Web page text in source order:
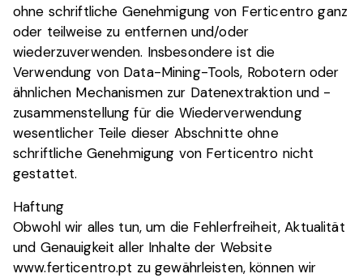
ohne schriftliche Genehmigung von Ferticentro ganz
oder teilweise zu entfernen und/oder
wiederzuverwenden. Insbesondere ist die
Verwendung von Data-Mining-Tools, Robotern oder
ähnlichen Mechanismen zur Datenextraktion und -
zusammenstellung für die Wiederverwendung
wesentlicher Teile dieser Abschnitte ohne
schriftliche Genehmigung von Ferticentro nicht
gestattet.
Haftung
Obwohl wir alles tun, um die Fehlerfreiheit, Aktualität
und Genauigkeit aller Inhalte der Website
www.ferticentro.pt zu gewährleisten, können wir